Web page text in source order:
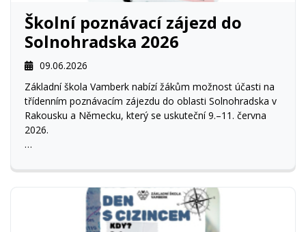
Školní poznávací zájezd do
Solnohradska 2026
09.06.2026
Základní škola Vamberk nabízí žákům možnost účasti na
třídenním poznávacím zájezdu do oblasti Solnohradska v
Rakousku a Německu, který se uskuteční 9.–11. června
2026.
německého jazyka ze tříd 7.A, 8.A, 8.B a 9.A. Dle potřeby
bude umožněno i dalším žákům se účastnit zájezdu.